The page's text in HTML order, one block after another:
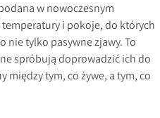
w nowoczesnym
i pokoje, do których
nie tylko pasywne zjawy. To
spróbują doprowadzić ich do
między tym, co żywe, a tym, co